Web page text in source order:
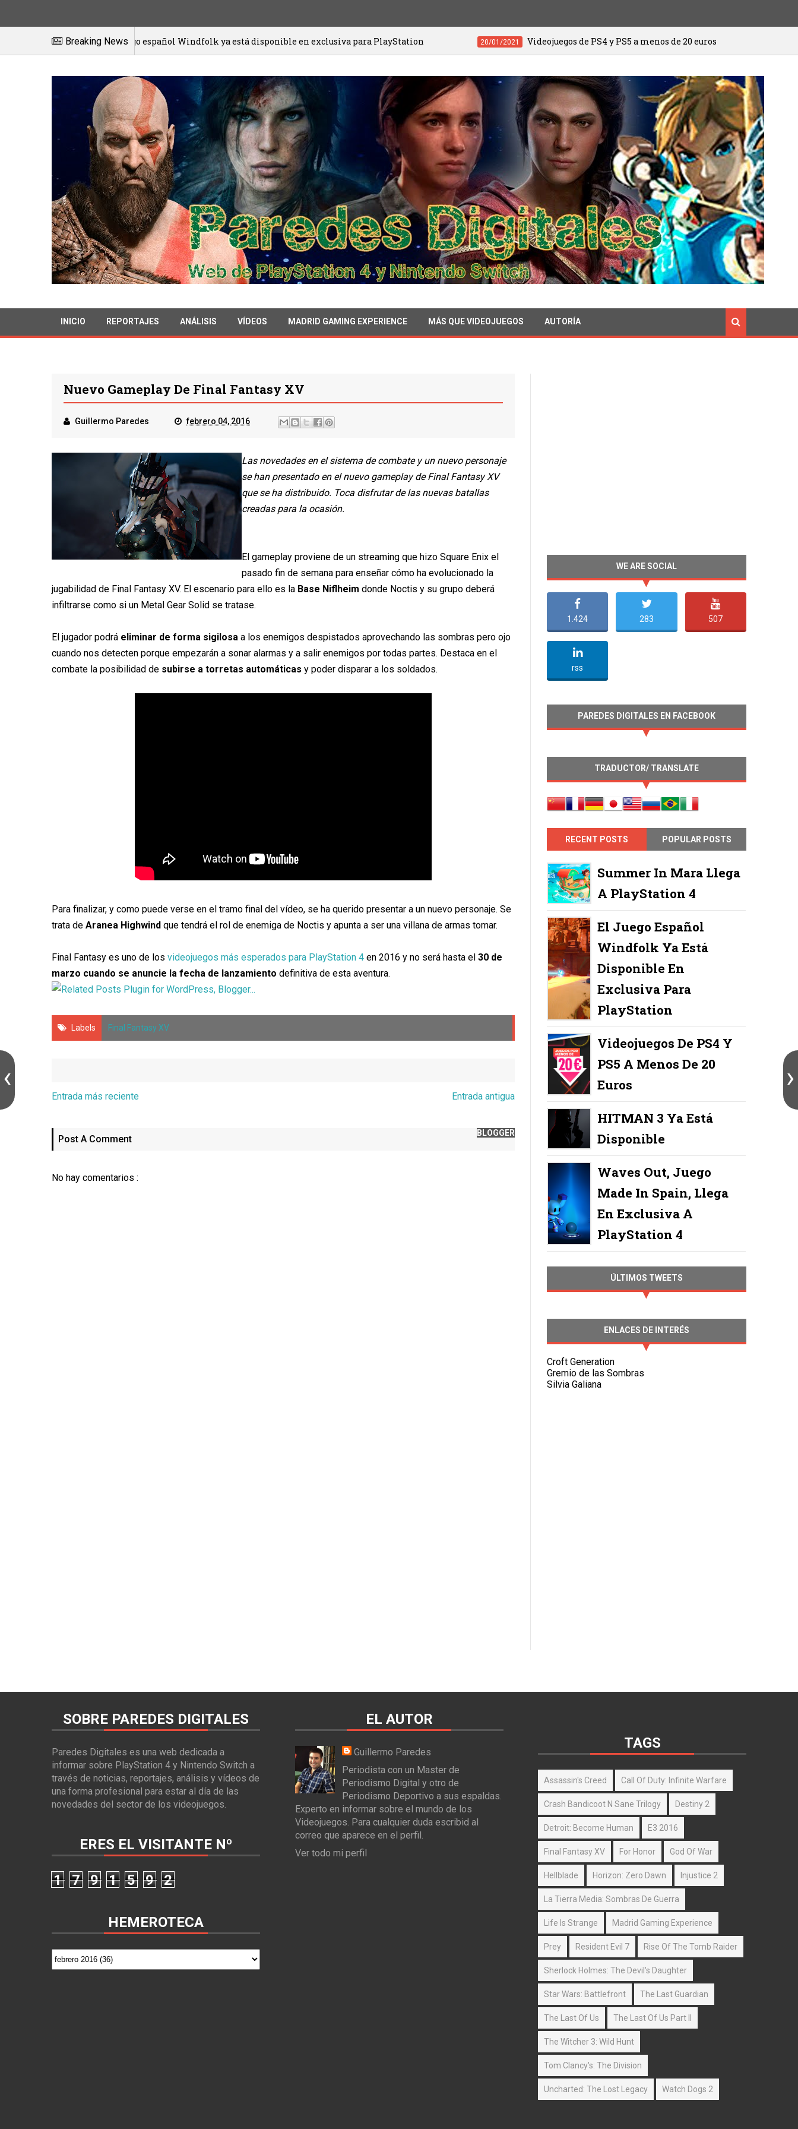
Breaking News
El juego español Windfolk ya está disponible en exclusiva para PlayStation Videojuegos de PS4 y PS5 a menos de 20 euros
INICIO REPORTAJES ANÁLISIS VÍDEOS MADRID GAMING EXPERIENCE MÁS QUE VIDEOJUEGOS AUTORÍA
Nuevo Gameplay De Final Fantasy XV
Guillermo Paredes febrero 04, 2016
Las novedades en el sistema de combate y un nuevo personaje
se han presentado en el nuevo gameplay de Final Fantasy XV
que se ha distribuido. Toca disfrutar de las nuevas batallas
creadas para la ocasión.
El gameplay proviene de un streaming que hizo Square Enix el
pasado fin de semana para enseñar cómo ha evolucionado la
jugabilidad de Final Fantasy XV. El escenario para ello es la Base Niflheim donde Noctis y su grupo deberá
infiltrarse como si un Metal Gear Solid se tratase.
El jugador podrá eliminar de forma sigilosa a los enemigos despistados aprovechando las sombras pero ojo
cuando nos detecten porque empezarán a sonar alarmas y a salir enemigos por todas partes. Destaca en el
combate la posibilidad de subirse a torretas automáticas y poder disparar a los soldados.
Para finalizar, y como puede verse en el tramo final del vídeo, se ha querido presentar a un nuevo personaje. Se
trata de Aranea Highwind que tendrá el rol de enemiga de Noctis y apunta a ser una villana de armas tomar.
Final Fantasy es uno de los videojuegos más esperados para PlayStation 4 en 2016 y no será hasta el 30 de
marzo cuando se anuncie la fecha de lanzamiento definitiva de esta aventura.
Labels Final Fantasy XV
Entrada más reciente Entrada antigua
Post A Comment
BLOGGER
No hay comentarios :
WE ARE SOCIAL
1.424 283 507
rss
PAREDES DIGITALES EN FACEBOOK
TRADUCTOR/ TRANSLATE
RECENT POSTS POPULAR POSTS
Summer In Mara Llega
A PlayStation 4
El Juego Español
Windfolk Ya Está
Disponible En
Exclusiva Para
PlayStation
Videojuegos De PS4 Y
PS5 A Menos De 20
Euros
HITMAN 3 Ya Está
Disponible
Waves Out, Juego
Made In Spain, Llega
En Exclusiva A
PlayStation 4
ÚLTIMOS TWEETS
ENLACES DE INTERÉS
Croft Generation
Gremio de las Sombras
Silvia Galiana
SOBRE PAREDES DIGITALES
Paredes Digitales es una web dedicada a
informar sobre PlayStation 4 y Nintendo Switch a
través de noticias, reportajes, análisis y vídeos de
una forma profesional para estar al día de las
novedades del sector de los videojuegos.
ERES EL VISITANTE Nº
1 7 9 1 5 9 2
HEMEROTECA
EL AUTOR
Guillermo Paredes
Periodista con un Master de
Periodismo Digital y otro de
Periodismo Deportivo a sus espaldas.
Experto en informar sobre el mundo de los
Videojuegos. Para cualquier duda escribid al
correo que aparece en el perfil.
Ver todo mi perfil
TAGS
Assassin's Creed Call Of Duty: Infinite Warfare
Crash Bandicoot N Sane Trilogy Destiny 2
Detroit: Become Human E3 2016
Final Fantasy XV For Honor God Of War
Hellblade Horizon: Zero Dawn Injustice 2
La Tierra Media: Sombras De Guerra
Life Is Strange Madrid Gaming Experience
Prey Resident Evil 7 Rise Of The Tomb Raider
Sherlock Holmes: The Devil's Daughter
Star Wars: Battlefront The Last Guardian
The Last Of Us The Last Of Us Part II
The Witcher 3: Wild Hunt
Tom Clancy's: The Division
Uncharted: The Lost Legacy Watch Dogs 2